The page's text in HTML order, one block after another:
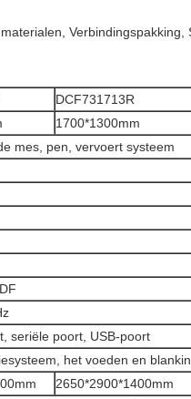
Verbindingspakking,
DCF731713R
1700*1300mm
mes, pen, vervoert systeem
seriële poort, USB-poort
het voeden en
2650*2900*1400mm